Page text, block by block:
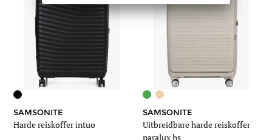
SAMSONITE
Harde reiskoffer intuo
SAMSONITE
Uitbreidbare harde reiskoffer
paralux hs